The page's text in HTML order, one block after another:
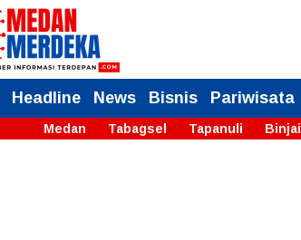
Headline News Bisnis Pariwisata
Medan Tabagsel Tapanuli Binjai